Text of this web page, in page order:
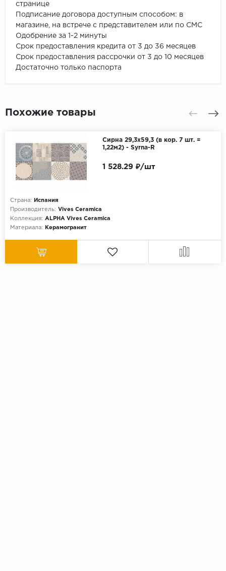
странице
Подписание договора доступным способом: в
магазине, на встрече с представителем или по СМС
Одобрение за 1-2 минуты
Срок предоставления кредита от 3 до 36 месяцев
Срок предоставления рассрочки от 3 до 10 месяцев
Достаточно только паспорта
Похожие товары
Сирна 29,3x59,3 (в кор. 7 шт. =
1,22м2) - Syrna-R
Страна:
Испания
Производитель: Vives Ceramica
Коллекция: ALPHA Vives Ceramica
Материала:
Керамогранит
1 528.29 ₽/шт